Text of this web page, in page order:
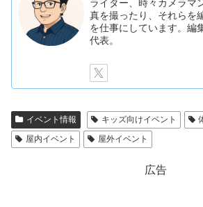
ライター、時々カメラマ
真を撮ったり、それらを
を仕事にしています。編
代表。
イベント情報 キッズ向けイベント
屋内イベント
屋外イベント
広告